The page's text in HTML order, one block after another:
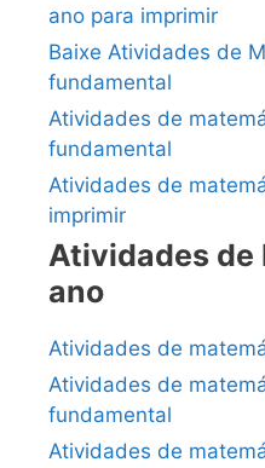
ano para imprimir
Baixe Atividades de
fundamental
Atividades de
fundamental
Atividades de
imprimir
Atividades de
ano
Atividades de
Atividades de
fundamental
Atividades de